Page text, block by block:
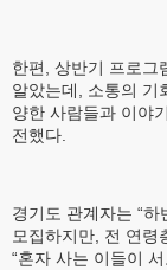
한편, 상반기 프로그
알았는데, 소통의 기
양한 사람들과 이야
전했다.
경기도 관계자는 “
모집하지만, 전 연령
“혼자 사는 이들이